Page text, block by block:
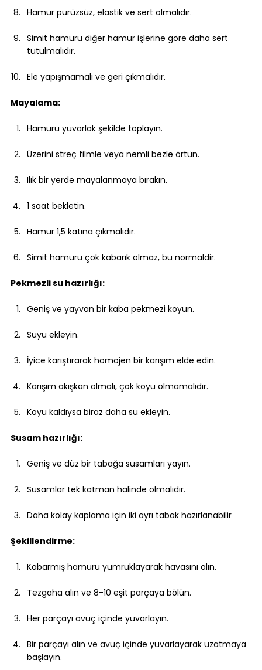
Hamur pürüzsüz, elastik ve sert olmalıdır.
Simit hamuru diğer hamur işlerine göre daha sert
tutulmalıdır.
Ele yapışmamalı ve geri çıkmalıdır.
Mayalama:
Hamuru yuvarlak şekilde toplayın.
Üzerini streç filmle veya nemli bezle örtün.
Ilık bir yerde mayalanmaya bırakın.
1 saat bekletin.
Hamur 1,5 katına çıkmalıdır.
Simit hamuru çok kabarık olmaz, bu normaldir.
Pekmezli su hazırlığı:
Geniş ve yayvan bir kaba pekmezi koyun.
Suyu ekleyin.
İyice karıştırarak homojen bir karışım elde edin.
Karışım akışkan olmalı, çok koyu olmamalıdır.
Koyu kaldıysa biraz daha su ekleyin.
Susam hazırlığı:
Geniş ve düz bir tabağa susamları yayın.
Susamlar tek katman halinde olmalıdır.
Daha kolay kaplama için iki ayrı tabak hazırlanabilir
Şekillendirme:
Kabarmış hamuru yumruklayarak havasını alın.
Tezgaha alın ve 8-10 eşit parçaya bölün.
Her parçayı avuç içinde yuvarlayın.
Bir parçayı alın ve avuç içinde yuvarlayarak uzatmaya
başlayın.